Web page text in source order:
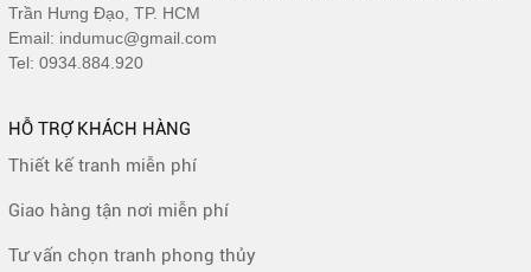
Trần Hưng Đạo, TP. HCM
Email: indumuc@gmail.com
Tel: 0934.884.920
HỖ TRỢ KHÁCH HÀNG
Thiết kế tranh miễn phí
Giao hàng tận nơi miễn phí
Tư vấn chọn tranh phong thủy